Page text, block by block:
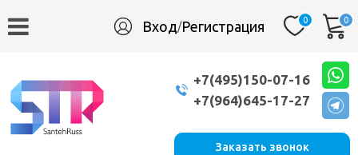
Вход/Регистрация 0 0
+7(495)150-07-16
+7(964)645-17-27
Заказать звонок